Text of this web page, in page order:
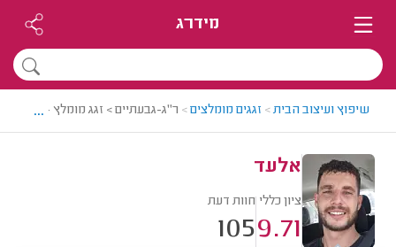
מידרג
שיפוץ ועיצוב הבית> זגגים מומלצים> ר"ג-גבעתיים > זגג מומלץ - אלעד
...
אלעד
ציון כללי
9.71
חוות דעת
105